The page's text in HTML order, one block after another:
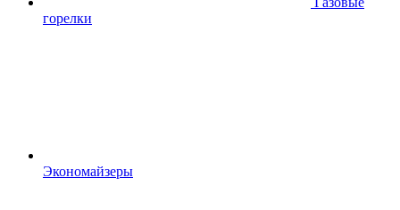
горелки
Экономайзеры